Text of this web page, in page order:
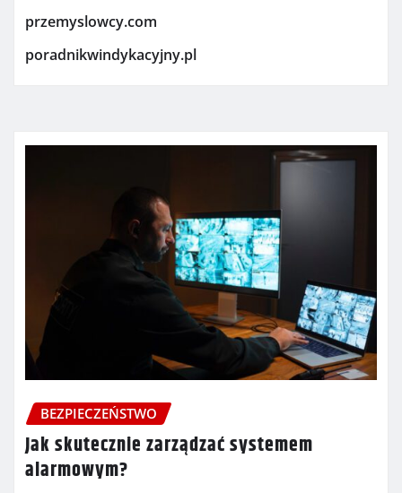
przemyslowcy.com
poradnikwindykacyjny.pl
BEZPIECZEŃSTWO
Jak skutecznie zarządzać systemem
alarmowym?